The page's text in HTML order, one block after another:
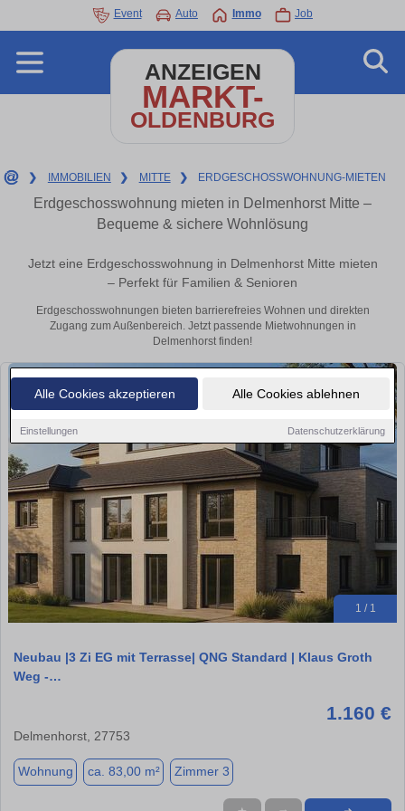
Alle Cookies akzeptieren Alle Cookies ablehnen
Einstellungen Datenschutzerklärung
Event Auto Immo Job
ANZEIGEN
MARKT-
OLDENBURG
❯ IMMOBILIEN ❯ MITTE ❯ ERDGESCHOSSWOHNUNG-MIETEN
Erdgeschosswohnung mieten in Delmenhorst Mitte –
Bequeme & sichere Wohnlösung
Jetzt eine Erdgeschosswohnung in Delmenhorst Mitte mieten
– Perfekt für Familien & Senioren
Erdgeschosswohnungen bieten barrierefreies Wohnen und direkten
Zugang zum Außenbereich. Jetzt passende Mietwohnungen in
Delmenhorst finden!
1 / 1
Neubau |3 Zi EG mit Terrasse| QNG Standard | Klaus Groth
Weg -…
1.160 €
Delmenhorst, 27753
Wohnung ca. 83,00 m² Zimmer 3